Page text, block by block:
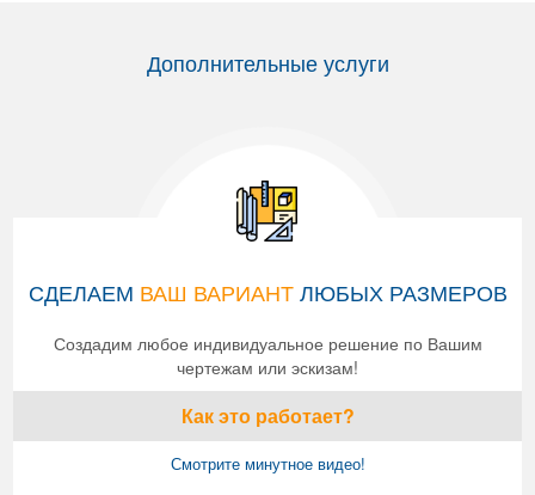
Дополнительные услуги
СДЕЛАЕМ ВАШ ВАРИАНТЛЮБЫХ РАЗМЕРОВ
Создадим любое индивидуальное решение по Вашим
чертежам или эскизам!
Как это работает?
Смотрите минутное видео!